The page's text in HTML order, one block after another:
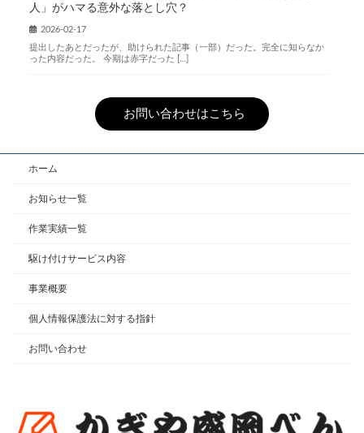
人」がハマる意外な落とし穴？
2026-02-17
提出したあとだったが、助けられた記事（一部）だった。完全に知らなか
った内容だった。 今期は赤字だった […]
お問い合わせはこちら
ホーム
お知らせ一覧
作業実績一覧
駆け付けサービス内容
事業概要
個人情報保護法に対する指針
お問い合わせ